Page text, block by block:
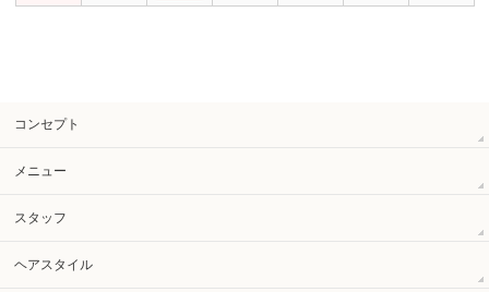
コンセプト
メニュー
スタッフ
ヘアスタイル